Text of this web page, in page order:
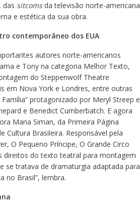
das sitcoms da televisão norte-americana
e estética da sua obra.
contemporâneo dos EUA
autores norte-americanos
e Tony na categoria Melhor Texto,
do Steppenwolf Theatre
em Nova York e Londres, entre outras
protagonizado por Meryl Streep e
e Benedict Cumberbatch. E agora
Maria Siman, da Primeira Página
Cultura Brasileira. Responsável pela
O Pequeno Príncipe, O Grande Circo
direitos do texto teatral para montagem
se tratava de dramaturgia adaptada para
no Brasil”, lembra.